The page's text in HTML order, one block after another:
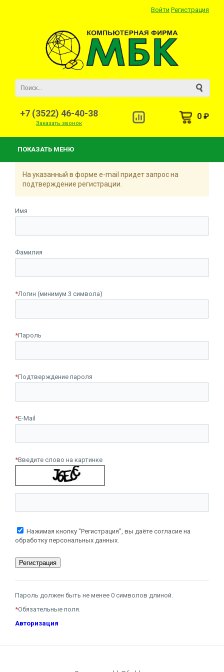
Войти Регистрация
+7 (3522) 46-40-38
Заказать звонок
0 ₽
ПОКАЗАТЬ МЕНЮ
На указанный в форме e-mail придет запрос на
подтверждение регистрации.
Имя
Фамилия
*Логин (минимум 3 символа)
*Пароль
*Подтверждение пароля
*E-Mail
*Введите слово на картинке
Нажимая кнопку "Регистрация", вы даёте согласие на
обработку персональных данных.
Пароль должен быть не менее 0 символов длиной.
*Обязательные поля.
Авторизация